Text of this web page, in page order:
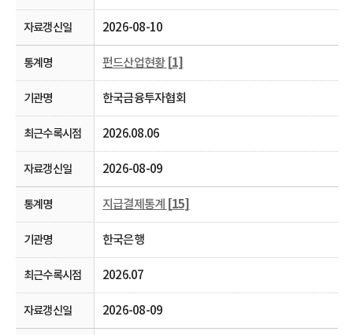
2026-08-10
펀드산업현황 [1]
한국금융투자협회
2026.08.06
2026-08-09
지급결제통계 [15]
한국은행
2026.07
2026-08-09